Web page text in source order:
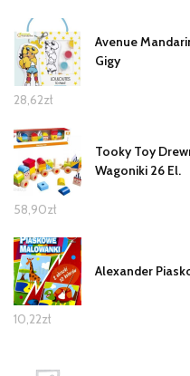
Avenue
Gigy
28,62zł
Tooky Toy
Wagoniki 26 El.
58,90zł
Alexander
10,22zł